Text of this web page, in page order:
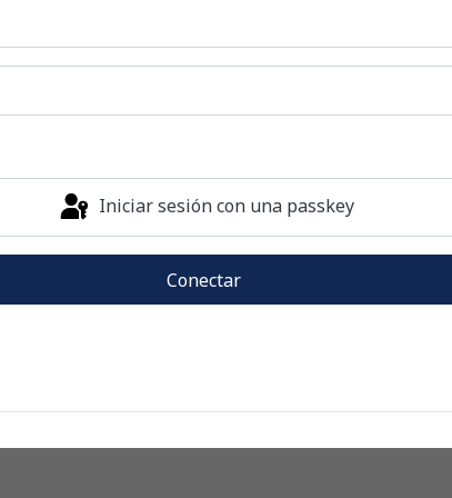
Iniciar sesión con una passkey
Conectar